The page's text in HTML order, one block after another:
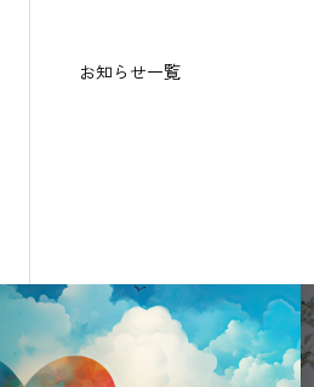
お知らせ一覧